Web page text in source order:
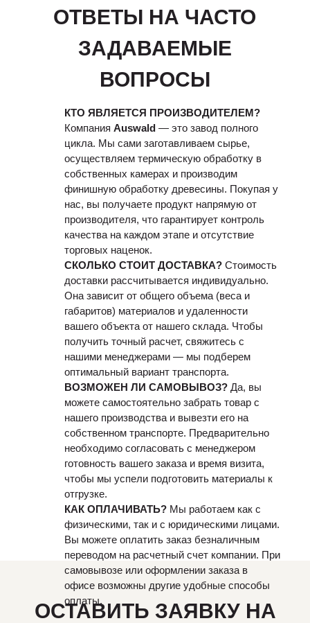
ОТВЕТЫ НА ЧАСТО
ЗАДАВАЕМЫЕ
ВОПРОСЫ
КТО ЯВЛЯЕТСЯ ПРОИЗВОДИТЕЛЕМ?
Компания Auswald— это завод полного
цикла. Мы сами заготавливаем сырье,
осуществляем термическую обработку в
собственных камерах и производим
финишную обработку древесины. Покупая у
нас, вы получаете продукт напрямую от
производителя, что гарантирует контроль
качества на каждом этапе и отсутствие
торговых наценок.
СКОЛЬКО СТОИТ ДОСТАВКА? Стоимость
доставки рассчитывается индивидуально.
Она зависит от общего объема (веса и
габаритов) материалов и удаленности
вашего объекта от нашего склада. Чтобы
получить точный расчет, свяжитесь с
нашими менеджерами — мы подберем
оптимальный вариант транспорта.
ВОЗМОЖЕН ЛИ САМОВЫВОЗ? Да, вы
можете самостоятельно забрать товар с
нашего производства и вывезти его на
собственном транспорте. Предварительно
необходимо согласовать с менеджером
готовность вашего заказа и время визита,
чтобы мы успели подготовить материалы к
отгрузке.
КАК ОПЛАЧИВАТЬ? Мы работаем как с
физическими, так и с юридическими лицами.
Вы можете оплатить заказ безналичным
переводом на расчетный счет компании. При
самовывозе или оформлении заказа в
офисе возможны другие удобные способы
оплаты.
ОСТАВИТЬ ЗАЯВКУ НА